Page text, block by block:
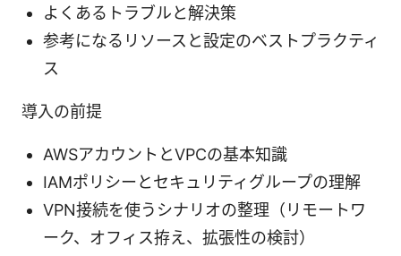
よくあるトラブルと解決策
参考になるリソースと設定のベストプラクティ
ス
導入の前提
AWSアカウントとVPCの基本知識
IAMポリシーとセキュリティグループの理解
VPN接続を使うシナリオの整理（リモートワ
ーク、オフィス拵え、拡張性の検討）